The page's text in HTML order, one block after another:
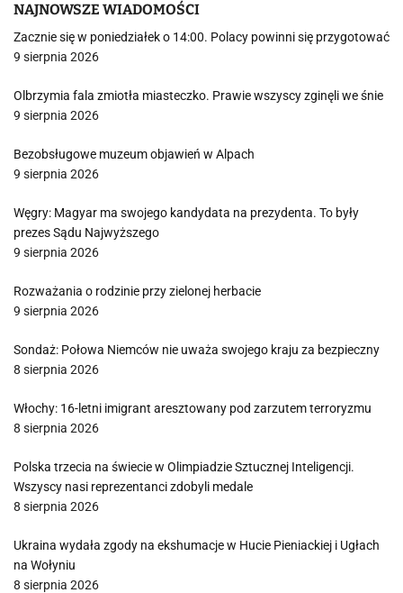
NAJNOWSZE WIADOMOŚCI
Zacznie się w poniedziałek o 14:00. Polacy powinni się przygotować
9 sierpnia 2026
Olbrzymia fala zmiotła miasteczko. Prawie wszyscy zginęli we śnie
9 sierpnia 2026
Bezobsługowe muzeum objawień w Alpach
9 sierpnia 2026
Węgry: Magyar ma swojego kandydata na prezydenta. To były
prezes Sądu Najwyższego
9 sierpnia 2026
Rozważania o rodzinie przy zielonej herbacie
9 sierpnia 2026
Sondaż: Połowa Niemców nie uważa swojego kraju za bezpieczny
8 sierpnia 2026
Włochy: 16-letni imigrant aresztowany pod zarzutem terroryzmu
8 sierpnia 2026
Polska trzecia na świecie w Olimpiadzie Sztucznej Inteligencji.
Wszyscy nasi reprezentanci zdobyli medale
8 sierpnia 2026
Ukraina wydała zgody na ekshumacje w Hucie Pieniackiej i Ugłach
na Wołyniu
8 sierpnia 2026